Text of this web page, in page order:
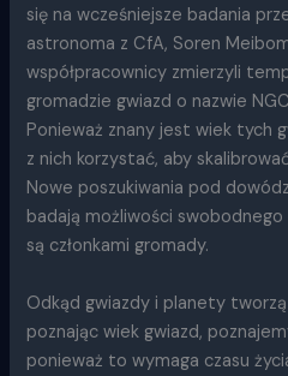
się na wcześniejsze badania
astronoma z CfA, Soren
współpracownicy zmierzyli
gromadzie gwiazd o nazwie
Ponieważ znany jest wiek tych
z nich korzystać, aby
Nowe poszukiwania pod
badają możliwości
są członkami gromady.
Odkąd gwiazdy i planety
poznając wiek gwiazd,
ponieważ to wymaga czasu